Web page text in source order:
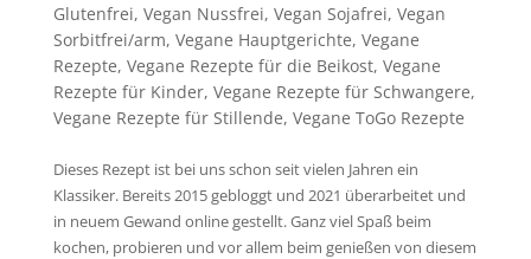
Glutenfrei, Vegan Nussfrei, Vegan Sojafrei, Vegan
Sorbitfrei/arm, Vegane Hauptgerichte, Vegane
Rezepte, Vegane Rezepte für die Beikost, Vegane
Rezepte für Kinder, Vegane Rezepte für Schwangere,
Vegane Rezepte für Stillende, Vegane ToGo Rezepte
Dieses Rezept ist bei uns schon seit vielen Jahren ein
Klassiker. Bereits 2015 gebloggt und 2021 überarbeitet und
in neuem Gewand online gestellt. Ganz viel Spaß beim
kochen, probieren und vor allem beim genießen von diesem